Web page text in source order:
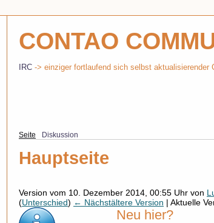
Hauptseite
Version vom 10. Dezember 2014, 00:55 Uhr von
(Unterschied) ← Nächstältere Version | Aktuelle
Neu hier?
Seite Diskussion
CONTAO
IRC -> einziger fortlaufend sich selbst aktualisierender